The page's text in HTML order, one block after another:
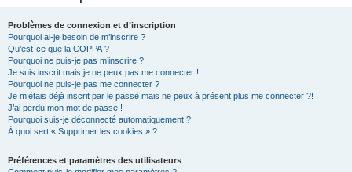
Problèmes de connexion et d’inscription
Pourquoi ai-je besoin de m’inscrire ?
Qu’est-ce que la COPPA ?
Pourquoi ne puis-je pas m’inscrire ?
Je suis inscrit mais je ne peux pas me connecter !
Pourquoi ne puis-je pas me connecter ?
Je m’étais déjà inscrit par le passé mais ne peux à présent plus me connecter ?!
J’ai perdu mon mot de passe !
Pourquoi suis-je déconnecté automatiquement ?
À quoi sert « Supprimer les cookies » ?
Préférences et paramètres des utilisateurs